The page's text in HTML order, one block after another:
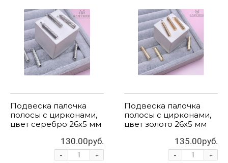
Подвеска палочка
полосы с цирконами,
цвет серебро 26х5 мм
130.00руб.
+
-
Подвеска палочка
полосы с цирконами,
цвет золото 26х5 мм
135.00руб.
+
-